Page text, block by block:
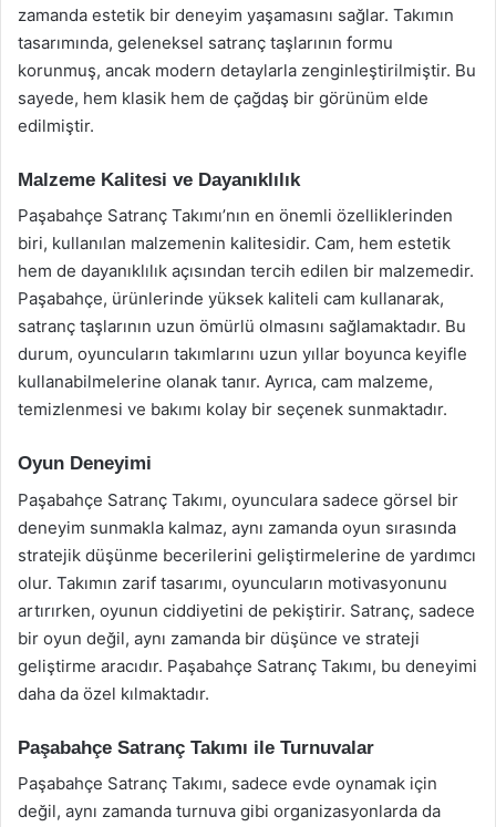
zamanda estetik bir deneyim yaşamasını sağlar. Takımın
tasarımında, geleneksel satranç taşlarının formu
korunmuş, ancak modern detaylarla zenginleştirilmiştir. Bu
sayede, hem klasik hem de çağdaş bir görünüm elde
edilmiştir.
Malzeme Kalitesi ve Dayanıklılık
Paşabahçe Satranç Takımı’nın en önemli özelliklerinden
biri, kullanılan malzemenin kalitesidir. Cam, hem estetik
hem de dayanıklılık açısından tercih edilen bir malzemedir.
Paşabahçe, ürünlerinde yüksek kaliteli cam kullanarak,
satranç taşlarının uzun ömürlü olmasını sağlamaktadır. Bu
durum, oyuncuların takımlarını uzun yıllar boyunca keyifle
kullanabilmelerine olanak tanır. Ayrıca, cam malzeme,
temizlenmesi ve bakımı kolay bir seçenek sunmaktadır.
Oyun Deneyimi
Paşabahçe Satranç Takımı, oyunculara sadece görsel bir
deneyim sunmakla kalmaz, aynı zamanda oyun sırasında
stratejik düşünme becerilerini geliştirmelerine de yardımcı
olur. Takımın zarif tasarımı, oyuncuların motivasyonunu
artırırken, oyunun ciddiyetini de pekiştirir. Satranç, sadece
bir oyun değil, aynı zamanda bir düşünce ve strateji
geliştirme aracıdır. Paşabahçe Satranç Takımı, bu deneyimi
daha da özel kılmaktadır.
Paşabahçe Satranç Takımı ile Turnuvalar
Paşabahçe Satranç Takımı, sadece evde oynamak için
değil, aynı zamanda turnuva gibi organizasyonlarda da